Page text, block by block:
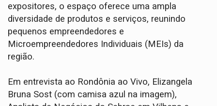
expositores, o espaço oferece uma ampla
diversidade de produtos e serviços, reunindo
pequenos empreendedores e
Microempreendedores Individuais (MEIs) da
região.
Em entrevista ao Rondônia ao Vivo, Elizangela
Bruna Sost (com camisa azul na imagem),